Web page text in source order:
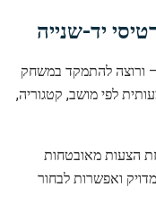
– ורוצה להתמקד במשחק
לפי מושב, קטגוריה,
הצעות מאובטחות
ואפשרות לבחור